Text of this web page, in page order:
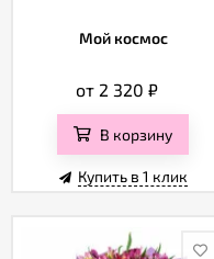
Мой космос
от 2 320 ₽
В корзину
Купить в 1 клик